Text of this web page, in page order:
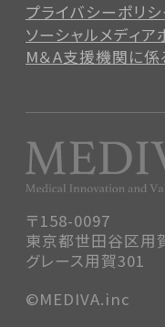
〒158-0097
東京都世田谷区用
グレース用賀301
プライバシーポリシ
ソーシャルメディア
M＆A支援機関に
©MEDIVA.inc